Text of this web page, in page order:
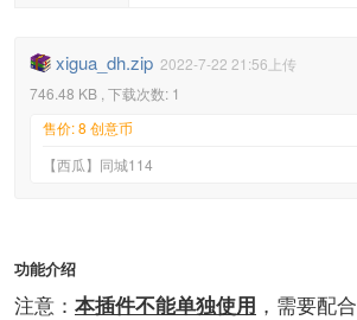
xigua_dh.zip 2022-7-22 21:56上传
746.48 KB , 下载次数: 1
售价: 8 创意币
【西瓜】同城114
功能介绍
注意： 本插件不能单独使用 ，需要配合